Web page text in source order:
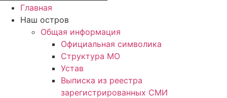
Главная
Наш остров
Общая информация
Официальная символика
Структура МО
Устав
Выписка из реестра
зарегистрированных СМИ